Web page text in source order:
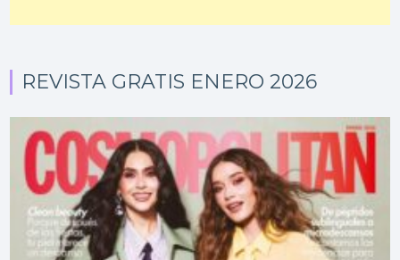
REVISTA GRATIS ENERO 2026